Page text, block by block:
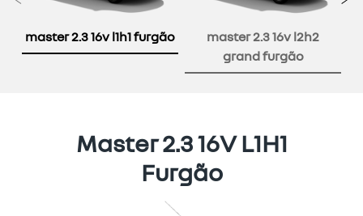
master 2.3 16v l1h1 furgão
master 2.3 16v l2h2
grand furgão
Anterior
Master 2.3 16V L1H1
Furgão